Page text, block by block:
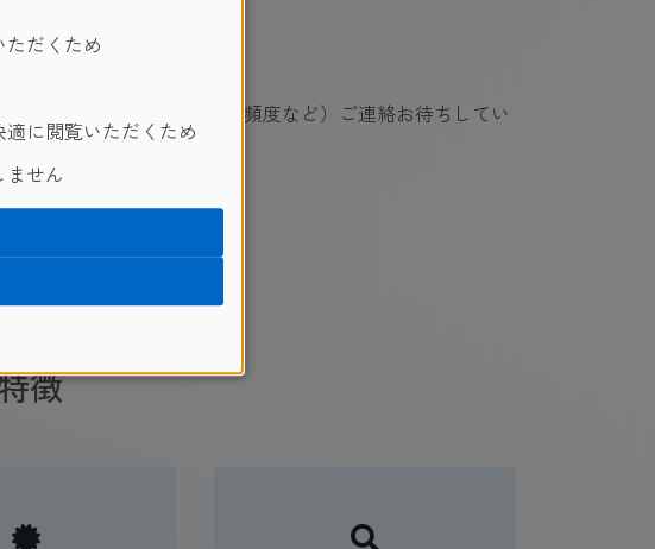
のレベル、レッスン希望頻度など）ご連絡お待ちしてい
徴
だくため
に閲覧いただくため
せん